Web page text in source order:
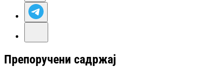
Препоручени садржај